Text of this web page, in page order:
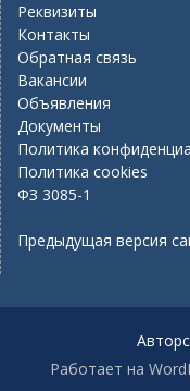
Реквизиты
Контакты
Обратная связь
Вакансии
Объявления
Документы
Политика
Политика cookies
ФЗ 3085-1
Предыдущая версия
Работает на